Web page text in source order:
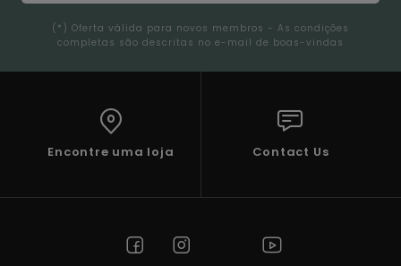
(*) Oferta válida para novos membros - As condições
completas são descritas no e-mail de boas-vindas
Encontre uma loja Contact Us